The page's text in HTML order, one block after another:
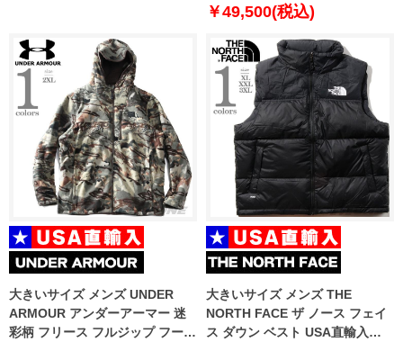
入 nj2hq01j
￥49,500(税込)
大きいサイズ メンズ UNDER
ARMOUR アンダーアーマー 迷
彩柄 フリース フルジップ フーデ
大きいサイズ メンズ THE
NORTH FACE ザ ノース フェイ
ス ダウン ベスト USA直輸入